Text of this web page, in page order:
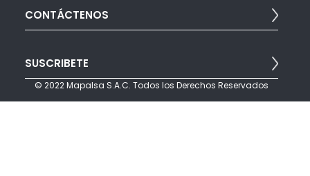
CONTÁCTENOS
info@mapalsa.com
Teléfonos: (511) 421 6047 opción 4
Javier Prado Este 560 - San Isidro - Lima Perú
SUSCRIBETE
© 2022 Mapalsa S.A.C. Todos los Derechos Reservados